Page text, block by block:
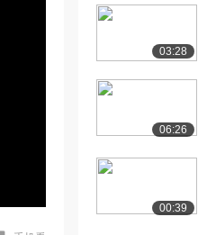
03:28
06:26
00:39